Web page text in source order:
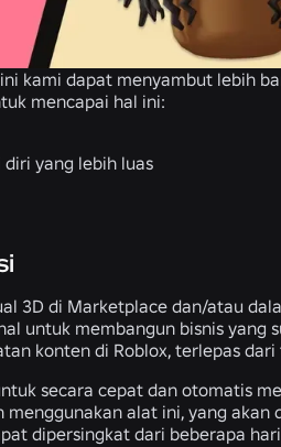
kami dapat menyambut lebih
mencapai hal ini:
yang lebih luas
3D di Marketplace dan/atau
untuk membangun bisnis yang
konten di Roblox, terlepas
secara cepat dan otomatis
alat ini, yang akan
dipersingkat dari beberapa